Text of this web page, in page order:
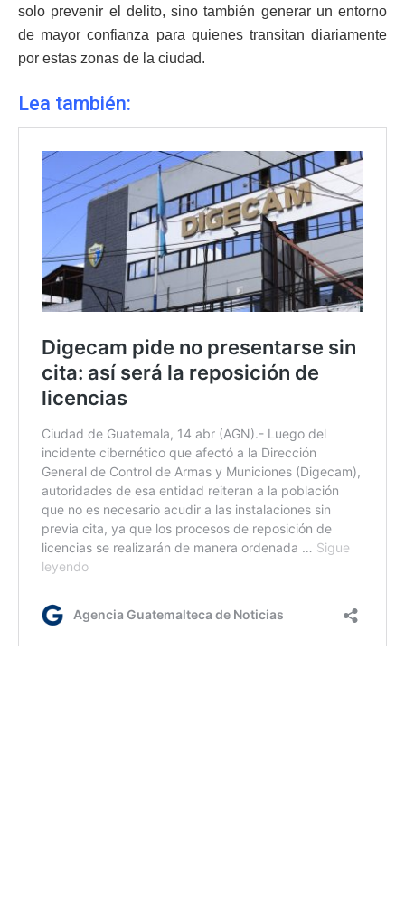
solo prevenir el delito, sino también generar un entorno
de mayor confianza para quienes transitan diariamente
por estas zonas de la ciudad.
Lea también: